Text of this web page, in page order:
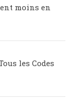
moins en
les Codes